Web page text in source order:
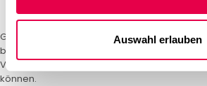
Auswahl erlauben
Gastro Uzal – Ihr Spezialist für
bieten maßgeschneiderte Lösungen für
Veranstaltungen. Qualität und Service, auf
können.